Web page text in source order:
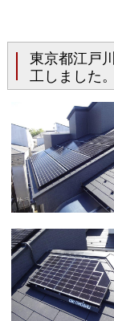
東京都江戸
工しました。